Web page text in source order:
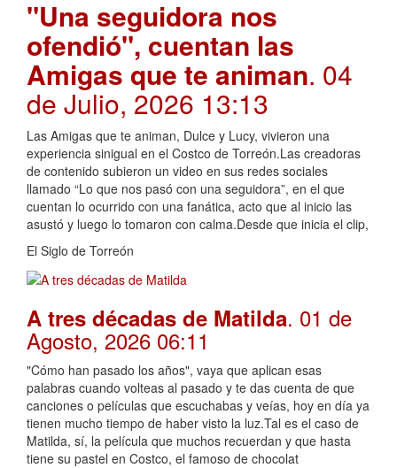
"Una seguidora nos
ofendió", cuentan las
Amigas que te animan. 04
de Julio, 2026 13:13
Las Amigas que te animan, Dulce y Lucy, vivieron una
experiencia sinigual en el Costco de Torreón.Las creadoras
de contenido subieron un video en sus redes sociales
llamado “Lo que nos pasó con una seguidora”, en el que
cuentan lo ocurrido con una fanática, acto que al inicio las
asustó y luego lo tomaron con calma.Desde que inicia el clip,
El Siglo de Torreón
A tres décadas de Matilda. 01 de
Agosto, 2026 06:11
"Cómo han pasado los años", vaya que aplican esas
palabras cuando volteas al pasado y te das cuenta de que
canciones o películas que escuchabas y veías, hoy en día ya
tienen mucho tiempo de haber visto la luz.Tal es el caso de
Matilda, sí, la película que muchos recuerdan y que hasta
tiene su pastel en Costco, el famoso de chocolat